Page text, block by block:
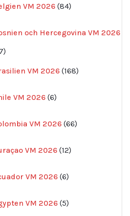
VM 2026 84
produkter
och Hercegovina VM 2026
17
VM 2026 168
produkter
VM 2026 6
produkter
VM 2026 66
produkter
VM 2026 12
produkter
VM 2026 6
produkter
VM 2026 5
produkter